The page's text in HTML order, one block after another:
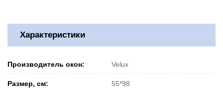
Характеристики
Производитель окон: Velux
Размер, см: 55*98